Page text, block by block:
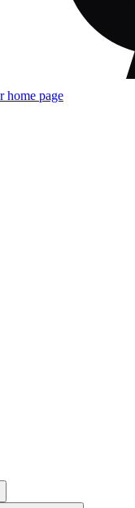
home page